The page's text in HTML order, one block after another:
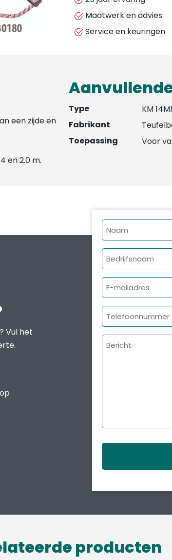
aantal
Maatwerk en advies
Service en keuringen
een zijde en
en 2.0 m.
Type
KM
Fabrikant
Toepassing
Voor
Vul het
Naam
Bedrijfsnaam
E-
mailadres
Bericht
producten